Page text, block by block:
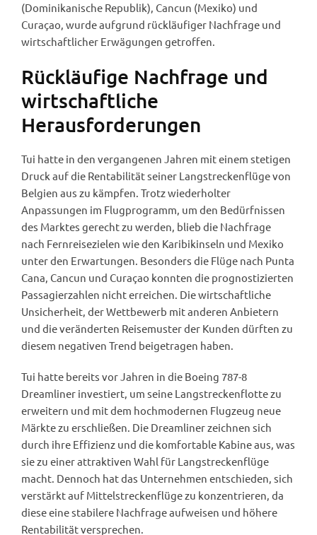
(Dominikanische Republik), Cancun (Mexiko) und
Curaçao, wurde aufgrund rückläufiger Nachfrage und
wirtschaftlicher Erwägungen getroffen.
Rückläufige Nachfrage und
wirtschaftliche
Herausforderungen
Tui hatte in den vergangenen Jahren mit einem stetigen
Druck auf die Rentabilität seiner Langstreckenflüge von
Belgien aus zu kämpfen. Trotz wiederholter
Anpassungen im Flugprogramm, um den Bedürfnissen
des Marktes gerecht zu werden, blieb die Nachfrage
nach Fernreisezielen wie den Karibikinseln und Mexiko
unter den Erwartungen. Besonders die Flüge nach Punta
Cana, Cancun und Curaçao konnten die prognostizierten
Passagierzahlen nicht erreichen. Die wirtschaftliche
Unsicherheit, der Wettbewerb mit anderen Anbietern
und die veränderten Reisemuster der Kunden dürften zu
diesem negativen Trend beigetragen haben.
Tui hatte bereits vor Jahren in die Boeing 787-8
Dreamliner investiert, um seine Langstreckenflotte zu
erweitern und mit dem hochmodernen Flugzeug neue
Märkte zu erschließen. Die Dreamliner zeichnen sich
durch ihre Effizienz und die komfortable Kabine aus, was
sie zu einer attraktiven Wahl für Langstreckenflüge
macht. Dennoch hat das Unternehmen entschieden, sich
verstärkt auf Mittelstreckenflüge zu konzentrieren, da
diese eine stabilere Nachfrage aufweisen und höhere
Rentabilität versprechen.